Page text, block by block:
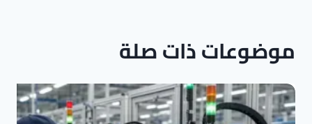
موضوعات ذات صلة